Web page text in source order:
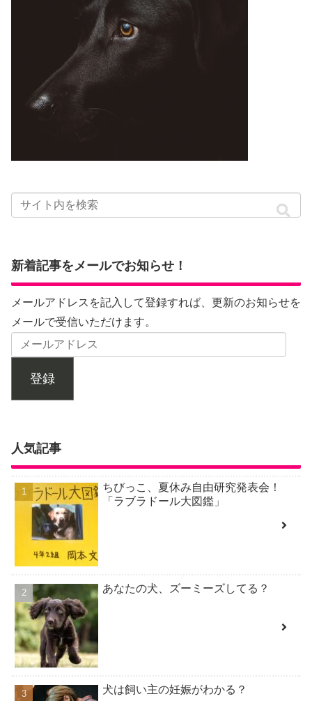
新着記事をメールでお知らせ！
メールアドレスを記入して登録すれば、更新のお知らせを
メールで受信いただけます。
登録
人気記事
ちびっこ、夏休み自由研究発表会！
「ラブラドール大図鑑」
あなたの犬、ズーミーズしてる？
犬は飼い主の妊娠がわかる？